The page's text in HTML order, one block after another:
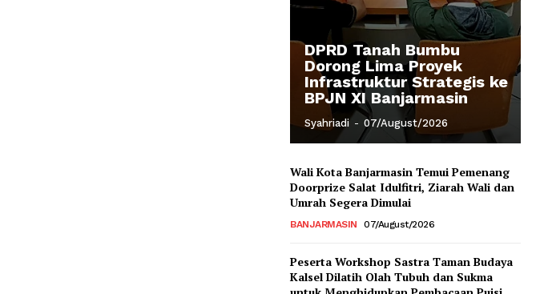
DPRD Tanah Bumbu
Dorong Lima Proyek
Infrastruktur Strategis ke
BPJN XI Banjarmasin
Syahriadi - 07/August/2026
Wali Kota Banjarmasin Temui Pemenang
Doorprize Salat Idulfitri, Ziarah Wali dan
Umrah Segera Dimulai
BANJARMASIN 07/August/2026
Peserta Workshop Sastra Taman Budaya
Kalsel Dilatih Olah Tubuh dan Sukma